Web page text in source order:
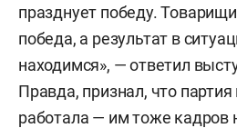
празднует победу.
победа, а результат в
находимся», — ответил
Правда, признал, что
работала — им тоже кадров